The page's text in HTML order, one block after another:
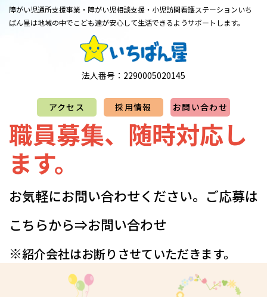
障がい児通所支援事業・障がい児相談支援・小児訪問看護ステーション​​​​​​​いち
ばん星は地域の中でこども達が安心して生活できるようサポートします。
法人番号：2290005020145
アクセス 採用情報 お問い合わせ
職員募集、随時対応し
ます。
お気軽にお問い合わせください。​​​​​​​​​ご応募は
こちらから⇒お問い合わせ
※紹介会社はお断りさせていただきます。